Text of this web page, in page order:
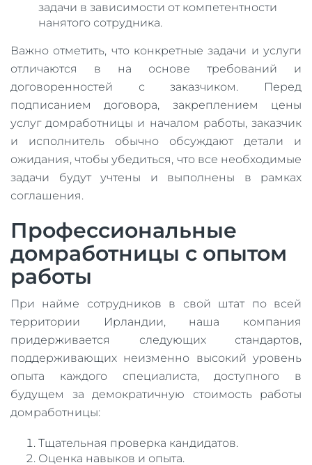
задачи в зависимости от компетентности
нанятого сотрудника.
Важно отметить, что конкретные задачи и услуги
отличаются в на основе требований и
договоренностей с заказчиком. Перед
подписанием договора, закреплением цены
услуг домработницы и началом работы, заказчик
и исполнитель обычно обсуждают детали и
ожидания, чтобы убедиться, что все необходимые
задачи будут учтены и выполнены в рамках
соглашения.
Профессиональные
домработницы с опытом
работы
При найме сотрудников в свой штат по всей
территории Ирландии, наша компания
придерживается следующих стандартов,
поддерживающих неизменно высокий уровень
опыта каждого специалиста, доступного в
будущем за демократичную стоимость работы
домработницы:
Тщательная проверка кандидатов.
Оценка навыков и опыта.